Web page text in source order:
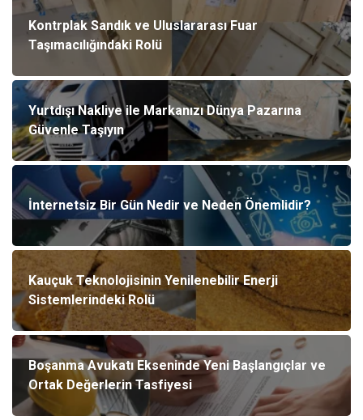
Kontrplak Sandık ve Uluslararası Fuar
Taşımacılığındaki Rolü
Yurtdışı Nakliye ile Markanızı Dünya Pazarına
Güvenle Taşıyın
İnternetsiz Bir Gün Nedir ve Neden Önemlidir?
Kauçuk Teknolojisinin Yenilenebilir Enerji
Sistemlerindeki Rolü
Boşanma Avukatı Ekseninde Yeni Başlangıçlar ve
Ortak Değerlerin Tasfiyesi